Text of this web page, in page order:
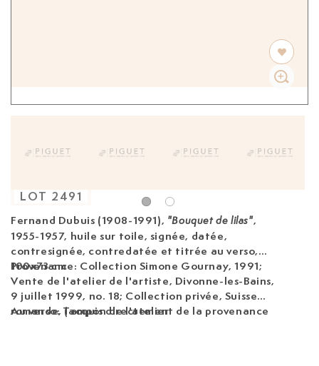
Fernand Dubuis (1908-1991), "Bouquet de lilas",
1955-1957, huile sur toile, signée, datée,
contresignée, contredatée et titrée au verso,
100x73 cm
Provenance: Collection Simone Gournay, 1991;
Vente de l'atelier de l'artiste, Divonne-les-Bains,
9 juillet 1999, no. 18; Collection privée, Suisse
romande, (acquis directement de la provenance
Au verso: Tampon de l'atelier
LOT 2491